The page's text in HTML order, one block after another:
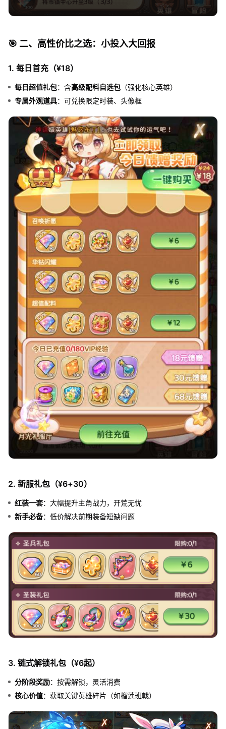
🎯 二、高性价比之选：小投入大回报
1. 每日首充（¥18）
每日超值礼包：含高级配料自选包（强化核心英雄）
专属外观道具：可兑换限定时装、头像框
2. 新服礼包（¥6+30）
红装一套：大幅提升主角战力，开荒无忧
新手必备：低价解决前期装备短缺问题
3. 链式解锁礼包（¥6起）
分阶段奖励：按需解锁，灵活消费
核心价值：获取关键英雄碎片（如榴莲班戟）